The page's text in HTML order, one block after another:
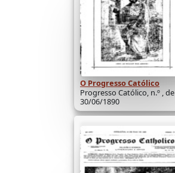
O Progresso Católico
Progresso Católico, n.º , de
30/06/1890